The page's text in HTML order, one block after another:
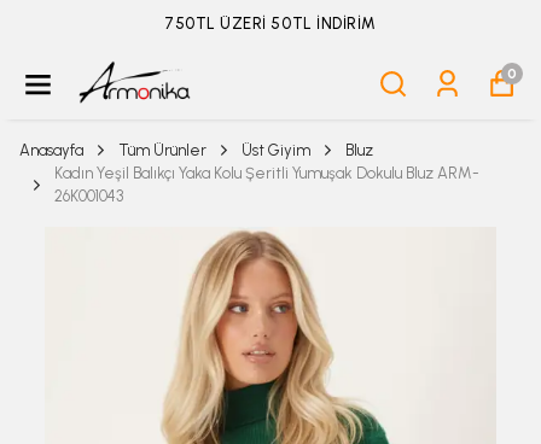
ÜYELİKSİZ SİPARİŞ İADE TALEBİ İÇİN TIKLA
0
Anasayfa Tüm Ürünler Üst Giyim
Bluz
Kadın Yeşil Balıkçı Yaka Kolu Şeritli Yumuşak Dokulu Bluz ARM-
26K001043